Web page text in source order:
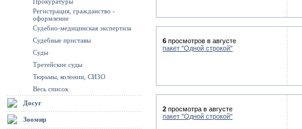
Регистрация, гражданство -
оформление
Судебно-медицинская экспертиза
Судебные приставы
Суды
Третейские суды
Тюрьмы, колонии, СИЗО
Весь список
Досуг
Зоомир
6 просмотров в августе
пакет "Одной строкой"
2 просмотра в августе
пакет "Одной строкой"